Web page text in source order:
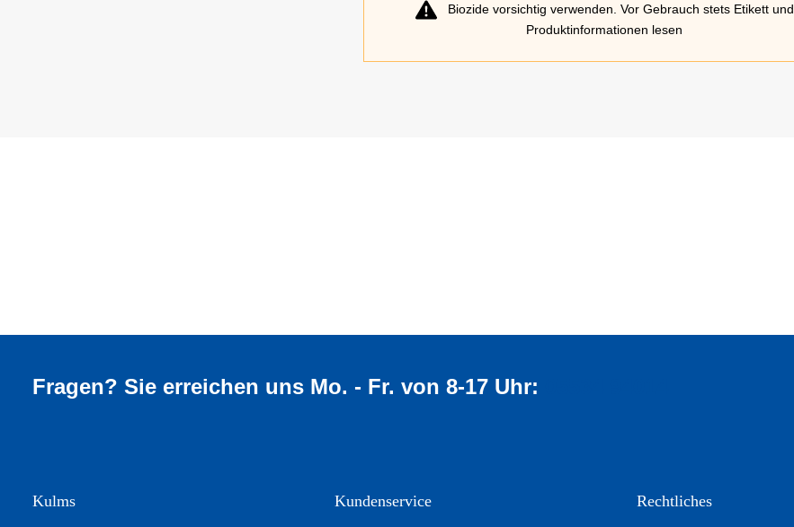
Biozide vorsichtig verwenden. Vor Gebrauch stets Etikett und
Produktinformationen lesen
Fragen? Sie erreichen uns Mo. - Fr. von 8-17 Uhr:
Kulms Kundenservice Rechtliches